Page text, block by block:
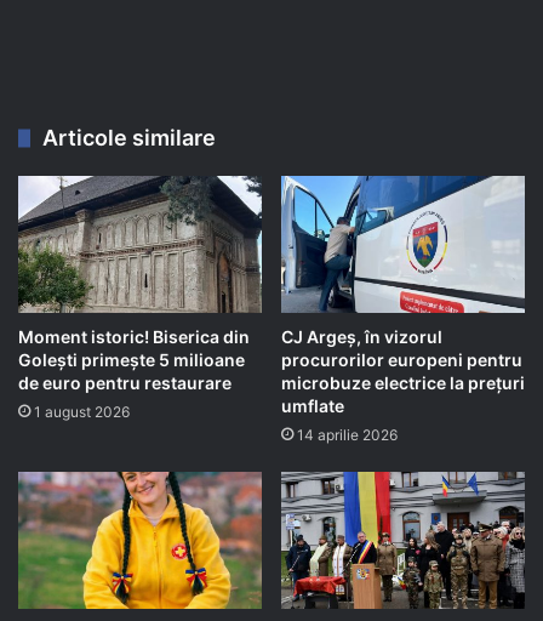
Articole similare
Moment istoric! Biserica din
Golești primește 5 milioane
de euro pentru restaurare
1 august 2026
CJ Argeș, în vizorul
procurorilor europeni pentru
microbuze electrice la prețuri
umflate
14 aprilie 2026